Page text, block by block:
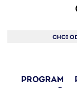
CHCI
PROGRAM